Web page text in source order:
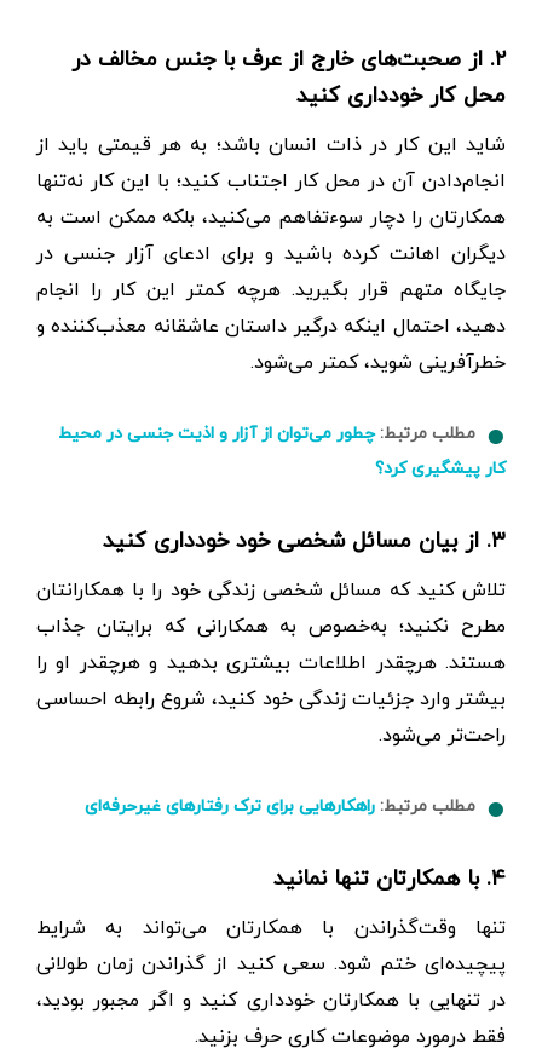
۲. از صحبت‌های خارج‌ از عرف با جنس مخالف در
محل کار خودداری کنید
شاید این کار در ذات انسان باشد؛ به هر قیمتی باید از
انجام‌دادن آن در محل کار اجتناب کنید؛ با این کار نه‌تنها
همکارتان را دچار سوء‌تفاهم می‌کنید، بلکه ممکن است به
دیگران اهانت کرده باشید و برای ادعای آزار جنسی در
جایگاه متهم قرار بگیرید. هرچه کمتر این کار را انجام
دهید، احتمال اینکه درگیر داستان عاشقانه معذب‌کننده و
خطر‌آفرینی شوید، کمتر می‌شود.
مطلب مرتبط:چطور می‌توان از آزار و اذیت جنسی در محیط
کار پیشگیری کرد؟
۳. از بیان مسائل شخصی خود خودداری کنید
تلاش کنید که مسائل شخصی زندگی خود را با همکارانتان
مطرح نکنید؛ به‌خصوص به همکارانی که برایتان جذاب
هستند. هرچقدر اطلاعات بیشتری بدهید و هرچقدر او را
بیشتر وارد جزئیات زندگی خود کنید، شروع رابطه احساسی
راحت‌تر می‌شود.
مطلب مرتبط: راهکارهایی برای ترک رفتارهای غیرحرفه‌ای
۴. با همکارتان تنها نمانید
تنها وقت‌گذراندن با همکارتان می‌تواند به شرایط
پیچیده‌ای ختم شود. سعی کنید از گذراندن زمان طولانی
در تنهایی با همکارتان خودداری کنید و اگر مجبور بودید،
فقط در‌مورد موضوعات کاری حرف بزنید.